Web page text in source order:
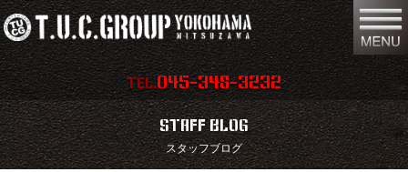
TEL.045-348-3232
在庫車両情報 店舗情報
保証内容 地図
STAFF BLOG
スタッフブログ